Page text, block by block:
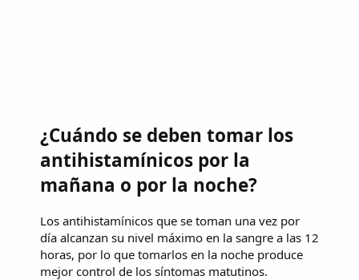
¿Cuándo se deben tomar los
antihistamínicos por la
mañana o por la noche?
Los antihistamínicos que se toman una vez por
día alcanzan su nivel máximo en la sangre a las 12
horas, por lo que tomarlos en la noche produce
mejor control de los síntomas matutinos.